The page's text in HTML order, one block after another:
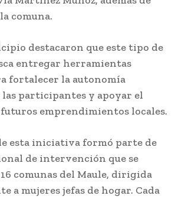
comuna.
destacaron que este tipo de
entregar herramientas
fortalecer la autonomía
las participantes y apoyar el
emprendimientos locales.
esta iniciativa formó parte de
de intervención que se
comunas del Maule, dirigida
a mujeres jefas de hogar. Cada